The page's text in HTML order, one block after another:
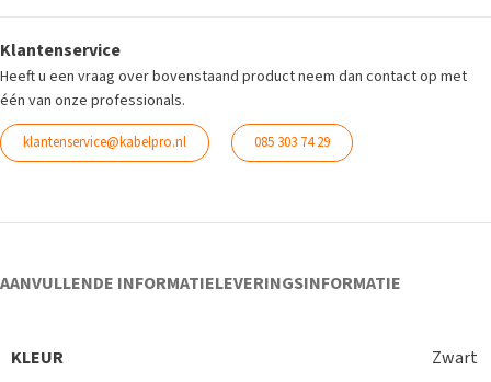
Klantenservice
Heeft u een vraag over bovenstaand product neem dan contact op met
één van onze professionals.
klantenservice@kabelpro.nl 085 303 74 29
AANVULLENDE INFORMATIELEVERINGSINFORMATIE
KLEUR Zwart